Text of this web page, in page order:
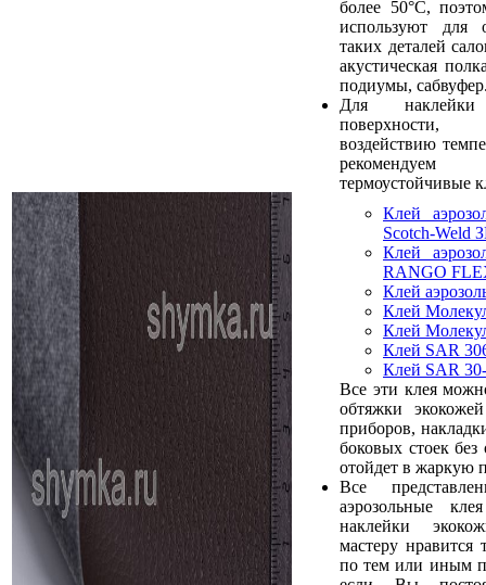
более 50°С,
используют для
таких деталей
акустическая
подиумы,
Для
поверхности,
воздействию
рекомендуем
термоустойчивые
Клей
Scotch-Weld
Клей
RANGO
Клей
Клей
Клей
Клей SAR
Клей SAR
Все эти клея
обтяжки
приборов,
боковых стоек
отойдет в жаркую
Все
аэрозольные
наклейки
мастеру
по тем или иным